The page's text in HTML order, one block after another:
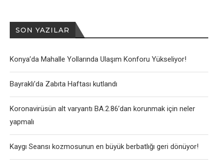
SON YAZILAR
Konya’da Mahalle Yollarında Ulaşım Konforu Yükseliyor!
Bayraklı’da Zabıta Haftası kutlandı
Koronavirüsün alt varyantı BA.2.86’dan korunmak için neler
yapmalı
Kaygı Seansı kozmosunun en büyük berbatlığı geri dönüyor!